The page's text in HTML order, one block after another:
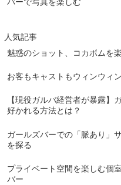
人気記事
魅惑のショット、コカボムを
お客もキャストもウィンウィ
【現役ガルバ経営者が暴露】
好かれる方法とは？
ガールズバーでの「脈あり」
を探る
プライベート空間を楽しむ個
バー